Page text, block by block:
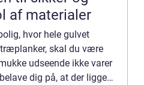
af materialer
hvor hele gulvet
skal du være
udseende ikke varer
dig på, at der ligger